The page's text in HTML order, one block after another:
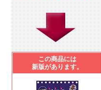
この商品には
新版があります。